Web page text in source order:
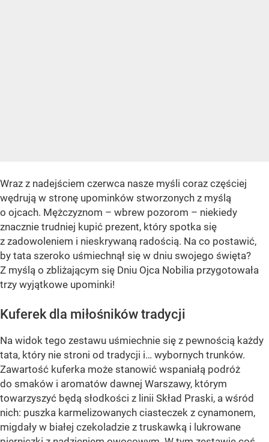
Wraz z nadejściem czerwca nasze myśli coraz częściej
wędrują w stronę upominków stworzonych z myślą
o ojcach. Mężczyznom – wbrew pozorom – niekiedy
znacznie trudniej kupić prezent, który spotka się
z zadowoleniem i nieskrywaną radością. Na co postawić,
by tata szeroko uśmiechnął się w dniu swojego święta?
Z myślą o zbliżającym się Dniu Ojca Nobilia przygotowała
trzy wyjątkowe upominki!
Kuferek dla miłośników tradycji
Na widok tego zestawu uśmiechnie się z pewnością każdy
tata, który nie stroni od tradycji i… wybornych trunków.
Zawartość kuferka może stanowić wspaniałą podróż
do smaków i aromatów dawnej Warszawy, którym
towarzyszyć będą słodkości z linii Skład Praski, a wśród
nich: puszka karmelizowanych ciasteczek z cynamonem,
migdały w białej czekoladzie z truskawką i lukrowane